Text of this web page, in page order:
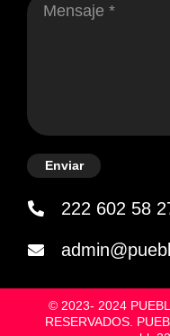
Enviar
222 602 58
© 2023- 2024
RESERVADOS.